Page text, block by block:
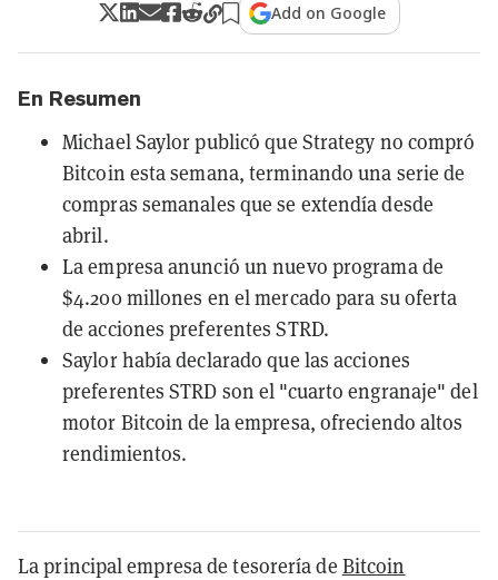
Add on Google
En Resumen
Michael Saylor publicó que Strategy no compró
Bitcoin esta semana, terminando una serie de
compras semanales que se extendía desde
abril.
La empresa anunció un nuevo programa de
$4.200 millones en el mercado para su oferta
de acciones preferentes STRD.
Saylor había declarado que las acciones
preferentes STRD son el "cuarto engranaje" del
motor Bitcoin de la empresa, ofreciendo altos
rendimientos.
La principal empresa de tesorería de Bitcoin